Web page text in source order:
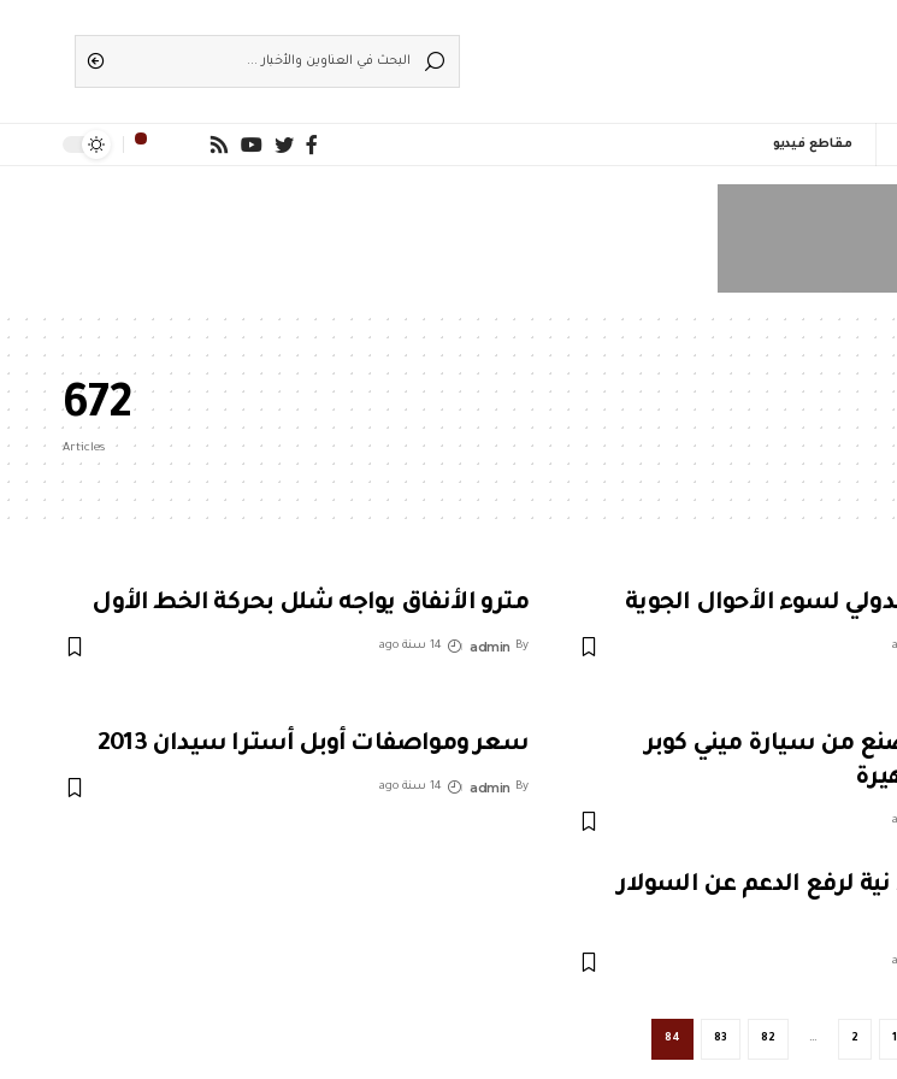
مقاطع فيديو
672
Articles
لسوء الأحوال الجوية مترو الأنفاق يواجه شلل بحركة الخط الأول
By
admin 14 سنة ago
من سيارة ميني كوبر
سعر ومواصفات أوبل أسترا سيدان 2013
By
admin 14 سنة ago
نية لرفع الدعم عن السولار
1
2
…
82
83
84